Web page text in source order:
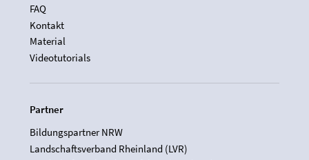
FAQ
Kontakt
Material
Videotutorials
Partner
Bildungspartner NRW
Landschaftsverband Rheinland (LVR)